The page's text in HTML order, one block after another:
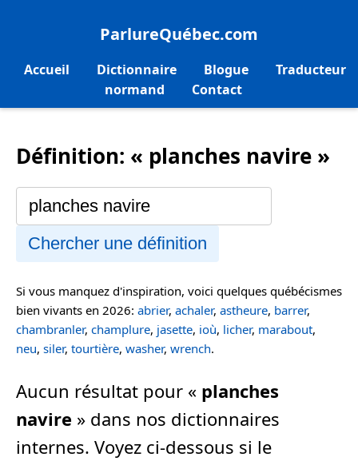
ParlureQuébec.com
Accueil Dictionnaire Blogue
Traducteur
normand
Contact
Définition: « planches navire »
Chercher une définition
Si vous manquez d'inspiration, voici quelques québécismes
bien vivants en 2026: abrier, achaler, astheure, barrer,
chambranler, champlure, jasette, ioù, licher, marabout,
neu, siler, tourtière, washer, wrench.
Aucun résultat pour « planches
navire » dans nos dictionnaires
internes. Voyez ci-dessous si le